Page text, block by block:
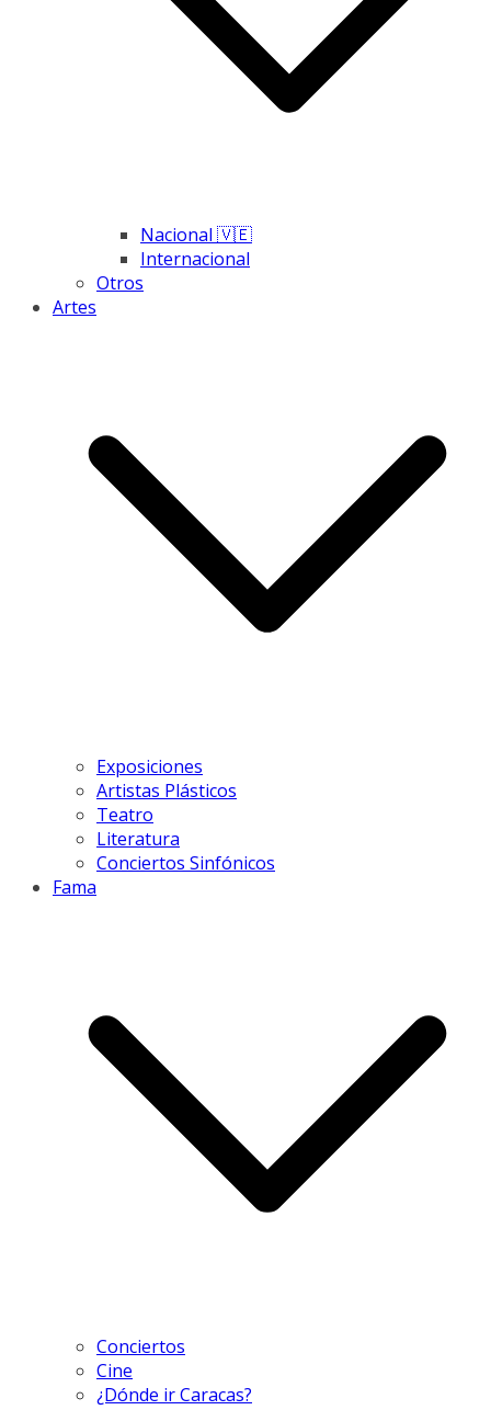
Nacional 🇻🇪
Internacional
Otros
Artes
Exposiciones
Artistas Plásticos
Teatro
Literatura
Conciertos Sinfónicos
Fama
Conciertos
Cine
¿Dónde ir Caracas?